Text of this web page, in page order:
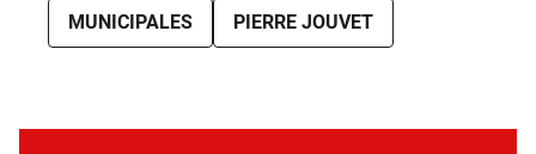
MUNICIPALES PIERRE JOUVET